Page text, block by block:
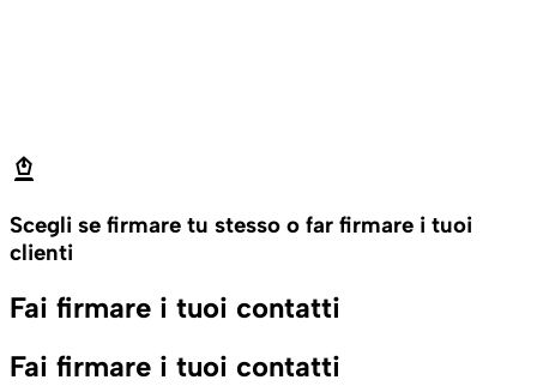
stylus_fountain_pen
Scegli se firmare tu stesso o far firmare i tuoi
clienti
Fai firmare i tuoi contatti
Fai firmare i tuoi contatti